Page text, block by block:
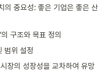
중요성: 좋은 기업은 좋은 산
구조와 목표 정의
범위 설정
장의 성장성을 교차하여 유망